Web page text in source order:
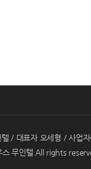
텔 / 대표자 오세형 / 사
무인텔 All rights